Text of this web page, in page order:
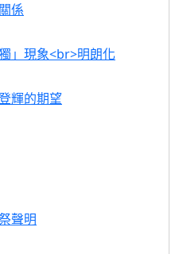
係
」現象<br>明朗化
輝的期望
聲明